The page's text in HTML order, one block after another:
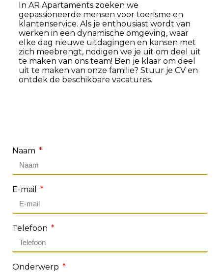
In AR Apartaments zoeken we
gepassioneerde mensen voor toerisme en
klantenservice. Als je enthousiast wordt van
werken in een dynamische omgeving, waar
elke dag nieuwe uitdagingen en kansen met
zich meebrengt, nodigen we je uit om deel uit
te maken van ons team! Ben je klaar om deel
uit te maken van onze familie? Stuur je CV en
ontdek de beschikbare vacatures.
Naam
E-mail
Telefoon
Onderwerp